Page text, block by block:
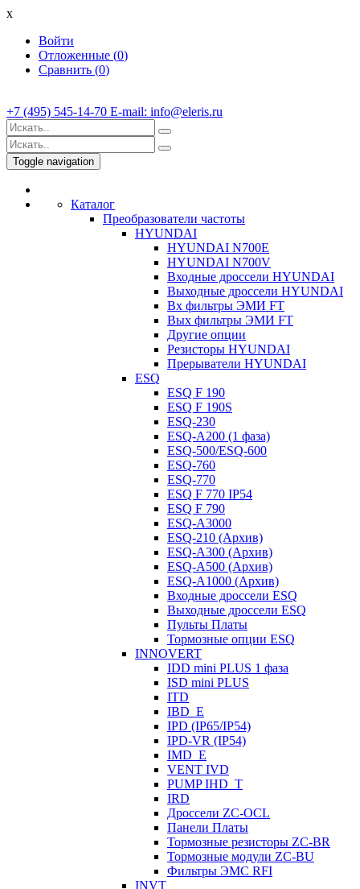
x
Войти
Отложенные (0)
Сравнить (0)
+7 (495) 545-14-70 E-mail: info@eleris.ru
Toggle navigation
Каталог
Преобразователи частоты
HYUNDAI
HYUNDAI N700E
HYUNDAI N700V
Входные дроссели HYUNDAI
Выходные дроссели HYUNDAI
Вх фильтры ЭМИ FT
Вых фильтры ЭМИ FT
Другие опции
Резисторы HYUNDAI
Прерыватели HYUNDAI
ESQ
ESQ F 190
ESQ F 190S
ESQ-230
ESQ-A200 (1 фаза)
ESQ-500/ESQ-600
ESQ-760
ESQ-770
ESQ F 770 IP54
ESQ F 790
ESQ-A3000
ESQ-210 (Архив)
ESQ-A300 (Архив)
ESQ-A500 (Архив)
ESQ-A1000 (Архив)
Входные дроссели ESQ
Выходные дроссели ESQ
Пульты Платы
Тормозные опции ESQ
INNOVERT
IDD mini PLUS 1 фаза
ISD mini PLUS
ITD
IBD_E
IPD (IP65/IP54)
IРD-VR (IP54)
IMD_E
VENT IVD
PUMP IHD_T
IRD
Дроссели ZC-OCL
Панели Платы
Тормозные резисторы ZC-BR
Тормозные модули ZC-BU
Фильтры ЭМС RFI
INVT